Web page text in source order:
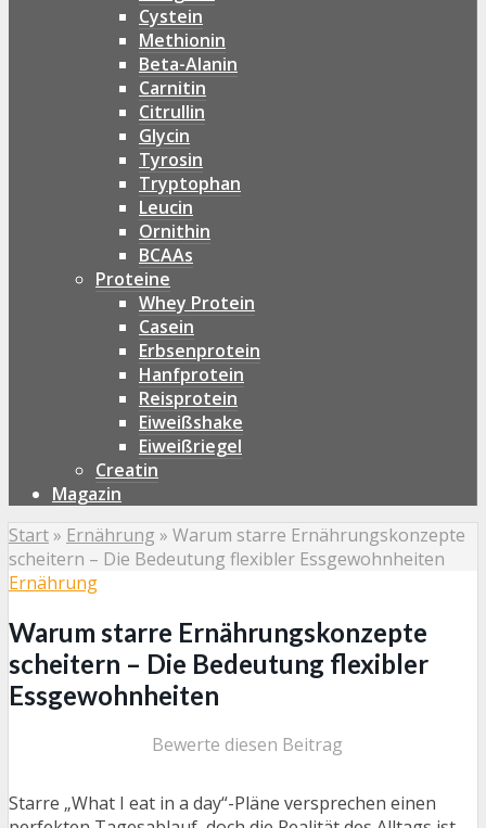
Cystein
Methionin
Beta-Alanin
Carnitin
Citrullin
Glycin
Tyrosin
Tryptophan
Leucin
Ornithin
BCAAs
Proteine
Whey Protein
Casein
Erbsenprotein
Hanfprotein
Reisprotein
Eiweißshake
Eiweißriegel
Creatin
Magazin
Start» Ernährung » Warum starre Ernährungskonzepte
scheitern – Die Bedeutung flexibler Essgewohnheiten
Ernährung
Warum starre Ernährungskonzepte
scheitern – Die Bedeutung flexibler
Essgewohnheiten
Bewerte diesen Beitrag
Starre „What I eat in a day“-Pläne versprechen einen